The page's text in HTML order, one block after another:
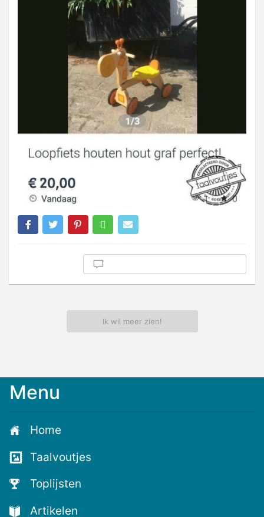
Ik wil meer zien!
Menu
Home
Taalvoutjes
Toplijsten
Artikelen